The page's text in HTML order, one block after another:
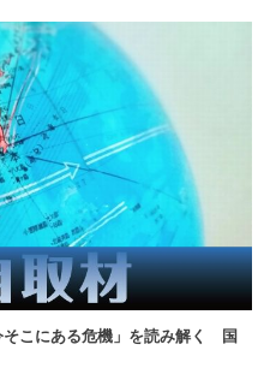
そこにある危機」を読み解く 国